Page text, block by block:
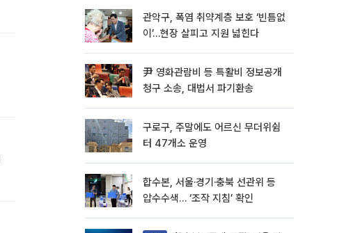
관악구, 폭염 취약계층 보호 ‘빈틈없
이’…현장 살피고 지원 넓힌다
尹 영화관람비 등 특활비 정보공개
청구 소송, 대법서 파기환송
구로구, 주말에도 어르신 무더위쉼
터 47개소 운영
합수본, 서울·경기·충북 선관위 등
압수수색… ‘조작 지침’ 확인